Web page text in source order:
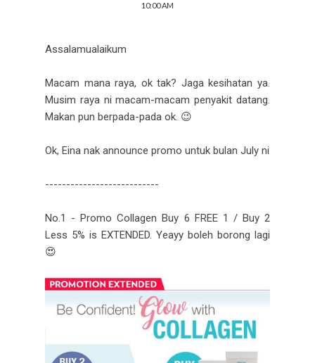
10:00 AM
Assalamualaikum
Macam mana raya, ok tak? Jaga kesihatan ya.
Musim raya ni macam-macam penyakit datang.
Makan pun berpada-pada ok. 😉
Ok, Eina nak announce promo untuk bulan July ni
---------------------------
No.1 - Promo Collagen Buy 6 FREE 1 / Buy 2
Less 5% is EXTENDED. Yeayy boleh borong lagi
😍